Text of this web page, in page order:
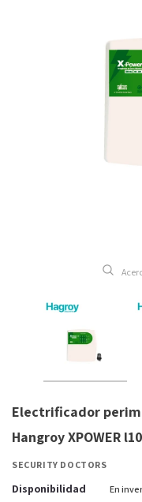
Electrificador
Hangroy XPOWER
SECURITY DOCTORS
Disponibilidad En